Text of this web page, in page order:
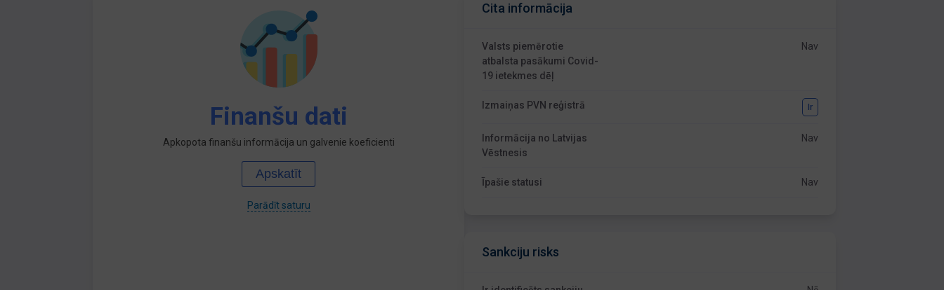
Finanšu dati
Apkopota finanšu informācija un galvenie koeficienti
Apskatīt
Parādīt saturu
Cita informācija
Valsts piemērotie
atbalsta pasākumi Covid-
19 ietekmes dēļ
Nav
Izmaiņas PVN reģistrā Ir
Informācija no Latvijas
Vēstnesis
Nav
Īpašie statusi Nav
Sankciju risks